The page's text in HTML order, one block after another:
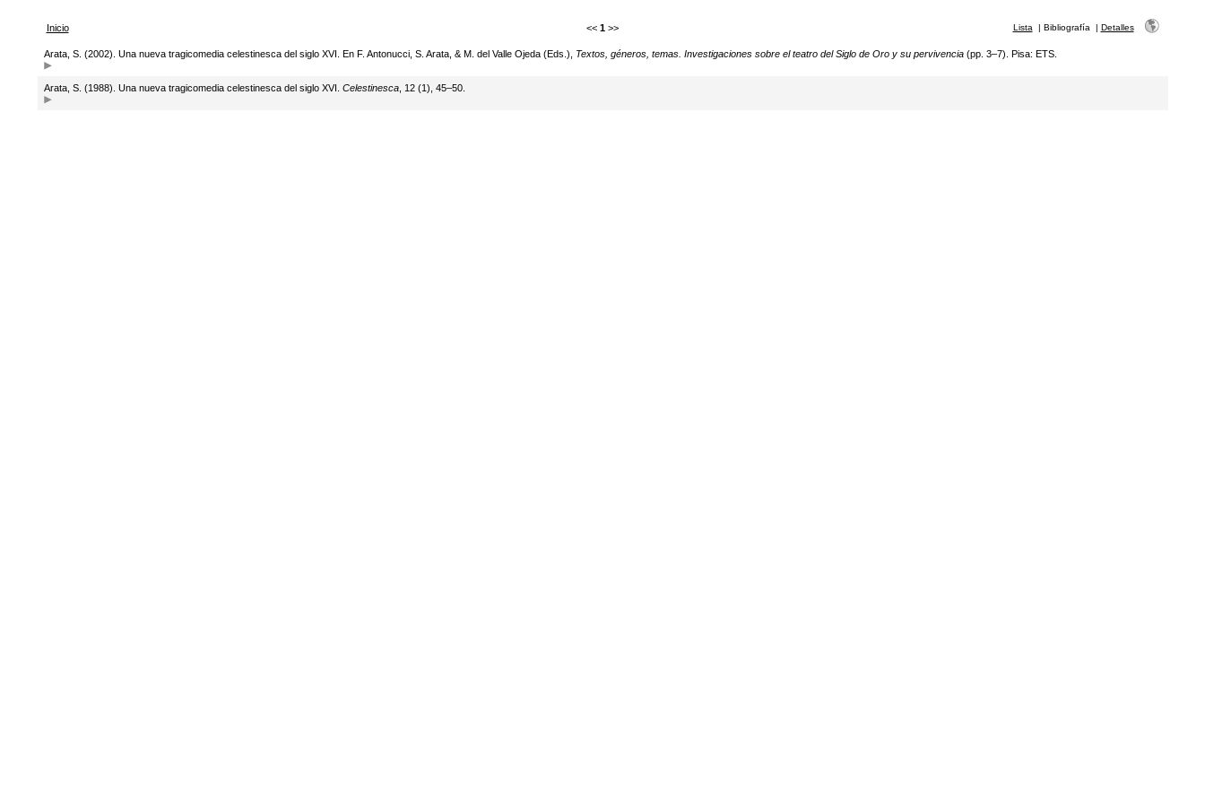
Inicio << 1 >> Lista | Bibliografía | Detalles
Arata, S. (2002). Una nueva tragicomedia celestinesca del siglo XVI. En F. Antonucci, S. Arata, & M. del Valle Ojeda (Eds.), Textos, géneros, temas. Investigaciones sobre el teatro del Siglo de Oro y su pervivencia(pp. 3–7). Pisa: ETS.
Arata, S. (1988). Una nueva tragicomedia celestinesca del siglo XVI. Celestinesca, 12 (1), 45–50.